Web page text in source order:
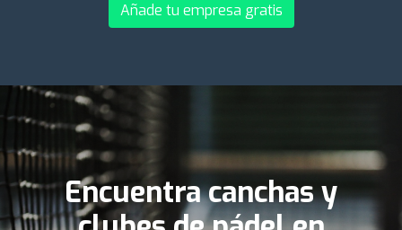
Añade tu empresa gratis
Encuentra canchas y